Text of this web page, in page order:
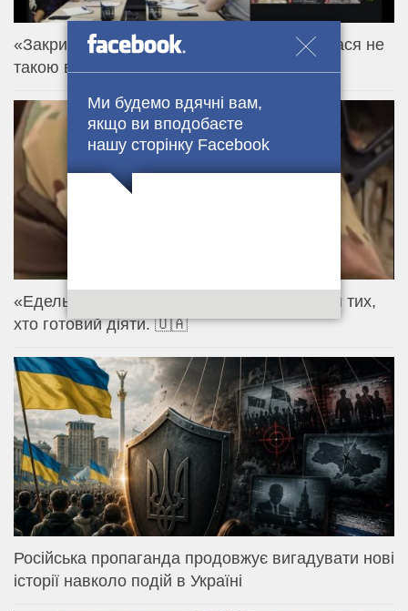
Ми будемо вдячні вам,
якщо ви вподобаєте
нашу сторінку Facebook
«Закрита» нарада Міноборони рф виявилася не
такою вже закритою
«Едельвейс» чекає. Контракт 18–24 — для тих,
хто готовий діяти. 🇺🇦
Російська пропаганда продовжує вигадувати нові
історії навколо подій в Україні